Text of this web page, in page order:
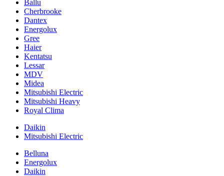
Ballu
Cherbrooke
Dantex
Energolux
Gree
Haier
Kentatsu
Lessar
MDV
Midea
Mitsubishi Electric
Mitsubishi Heavy
Royal Clima
Daikin
Mitsubishi Electric
Belluna
Energolux
Daikin